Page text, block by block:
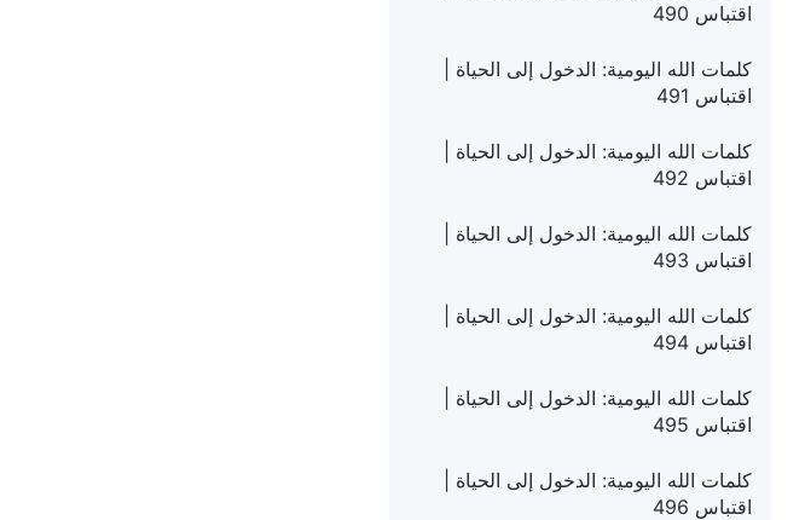
اقتباس 490
كلمات الله اليومية: الدخول إلى الحياة |
اقتباس 491
كلمات الله اليومية: الدخول إلى الحياة |
اقتباس 492
كلمات الله اليومية: الدخول إلى الحياة |
اقتباس 493
كلمات الله اليومية: الدخول إلى الحياة |
اقتباس 494
كلمات الله اليومية: الدخول إلى الحياة |
اقتباس 495
كلمات الله اليومية: الدخول إلى الحياة |
اقتباس 496